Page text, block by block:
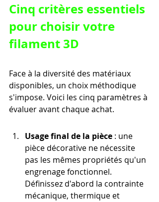
Cinq critères essentiels
pour choisir votre
filament 3D
Face à la diversité des matériaux
disponibles, un choix méthodique
s'impose. Voici les cinq paramètres à
évaluer avant chaque achat.
Usage final de la pièce : une
pièce décorative ne nécessite
pas les mêmes propriétés qu'un
engrenage fonctionnel.
Définissez d'abord la contrainte
mécanique, thermique et